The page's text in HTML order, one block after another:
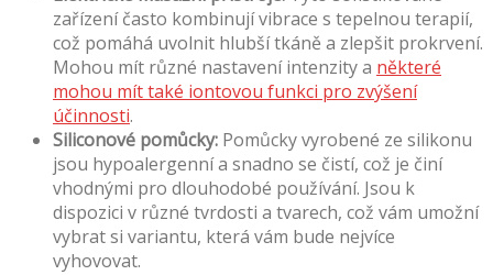
zařízení často kombinují vibrace s tepelnou terapií,
což pomáhá uvolnit hlubší tkáně a zlepšit prokrvení.
Mohou mít různé nastavení intenzity a některé
mohou mít také iontovou funkci pro zvýšení
účinnosti.
Siliconové pomůcky: Pomůcky vyrobené ze silikonu
jsou hypoalergenní a snadno se čistí, což je činí
vhodnými pro dlouhodobé používání. Jsou k
dispozici v různé tvrdosti a tvarech, což vám umožní
vybrat si variantu, která vám bude nejvíce
vyhovovat.